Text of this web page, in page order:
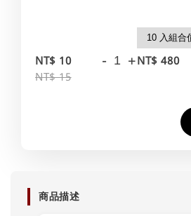
NT$ 10
NT$ 15
- +NT$ 480
商品描述